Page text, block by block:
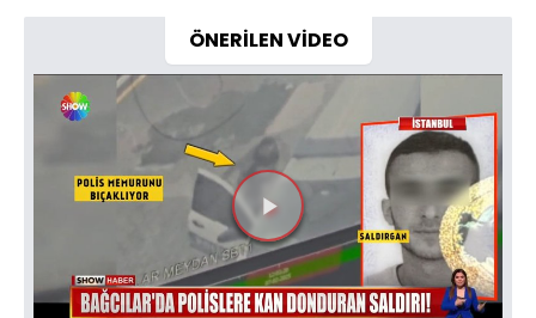
ÖNERİLEN VİDEO
Videoyu
Oynat